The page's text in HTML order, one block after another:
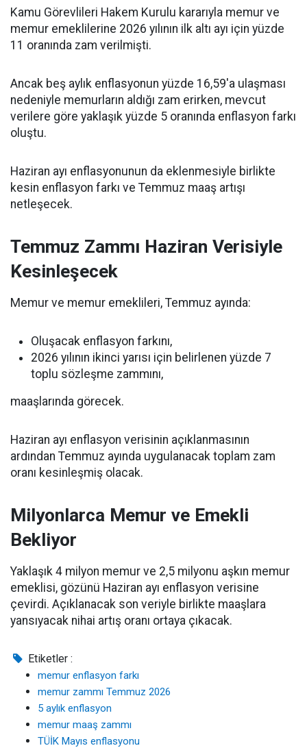
Kamu Görevlileri Hakem Kurulu kararıyla memur ve
memur emeklilerine 2026 yılının ilk altı ayı için yüzde
11 oranında zam verilmişti.
Ancak beş aylık enflasyonun yüzde 16,59'a ulaşması
nedeniyle memurların aldığı zam erirken, mevcut
verilere göre yaklaşık yüzde 5 oranında enflasyon farkı
oluştu.
Haziran ayı enflasyonunun da eklenmesiyle birlikte
kesin enflasyon farkı ve Temmuz maaş artışı
netleşecek.
Temmuz Zammı Haziran Verisiyle
Kesinleşecek
Memur ve memur emeklileri, Temmuz ayında:
Oluşacak enflasyon farkını,
2026 yılının ikinci yarısı için belirlenen yüzde 7
toplu sözleşme zammını,
maaşlarında görecek.
Haziran ayı enflasyon verisinin açıklanmasının
ardından Temmuz ayında uygulanacak toplam zam
oranı kesinleşmiş olacak.
Milyonlarca Memur ve Emekli
Bekliyor
Yaklaşık 4 milyon memur ve 2,5 milyonu aşkın memur
emeklisi, gözünü Haziran ayı enflasyon verisine
çevirdi. Açıklanacak son veriyle birlikte maaşlara
yansıyacak nihai artış oranı ortaya çıkacak.
Etiketler :
memur enflasyon farkı
memur zammı Temmuz 2026
5 aylık enflasyon
memur maaş zammı
TÜİK Mayıs enflasyonu